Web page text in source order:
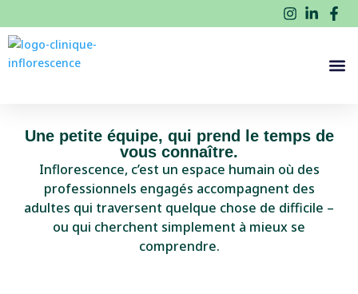
Une petite équipe, qui prend le temps de
vous connaître.
Inflorescence, c’est un espace humain où des
professionnels engagés accompagnent des
adultes qui traversent quelque chose de difficile –
ou qui cherchent simplement à mieux se
comprendre.